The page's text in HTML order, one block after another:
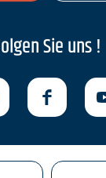
Sie uns !